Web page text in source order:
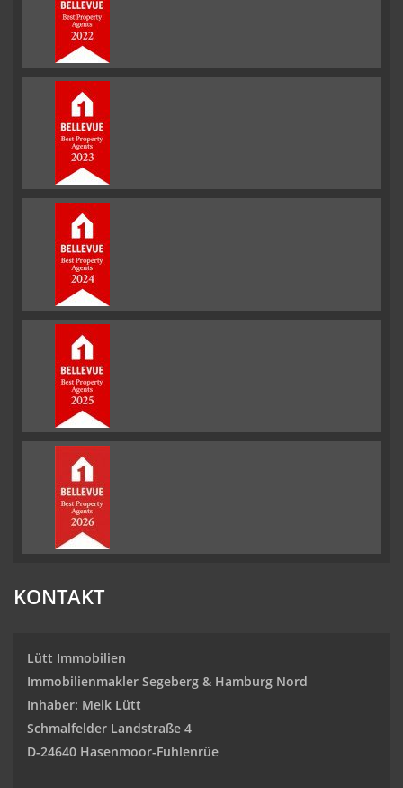
KONTAKT
Lütt Immobilien
Immobilienmakler Segeberg & Hamburg Nord
Inhaber: Meik Lütt
Schmalfelder Landstraße 4
D-24640 Hasenmoor-Fuhlenrüe